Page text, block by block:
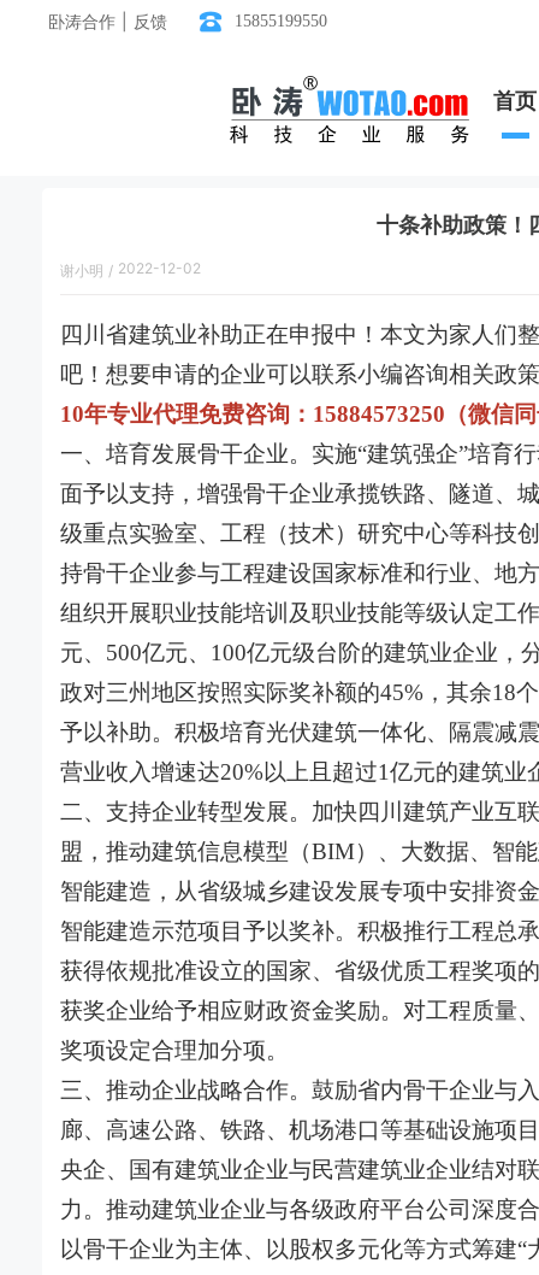
卧涛合作 | 反馈 15855199550
首页
十条补助政策！
谢小明 / 2022-12-02
四川省建筑业补助正在申报中！本文为家人们
吧！想要申请的企业可以联系小编咨询相关政
10年专业代理免费咨询：15884573250（微信
一、培育发展骨干企业。实施“建筑强企”培育
面予以支持，增强骨干企业承揽铁路、隧道、
级重点实验室、工程（技术）研究中心等科技
持骨干企业参与工程建设国家标准和行业、地
组织开展职业技能培训及职业技能等级认定工
元、500亿元、100亿元级台阶的建筑业企业，
政对三州地区按照实际奖补额的45%，其余18
予以补助。积极培育光伏建筑一体化、隔震减
营业收入增速达20%以上且超过1亿元的建筑
二、支持企业转型发展。加快四川建筑产业互
盟，推动建筑信息模型（BIM）、大数据、智
智能建造，从省级城乡建设发展专项中安排资
智能建造示范项目予以奖补。积极推行工程总
获得依规批准设立的国家、省级优质工程奖项
获奖企业给予相应财政资金奖励。对工程质量
奖项设定合理加分项。
三、推动企业战略合作。鼓励省内骨干企业与
廊、高速公路、铁路、机场港口等基础设施项
央企、国有建筑业企业与民营建筑业企业结对
力。推动建筑业企业与各级政府平台公司深度
以骨干企业为主体、以股权多元化等方式筹建